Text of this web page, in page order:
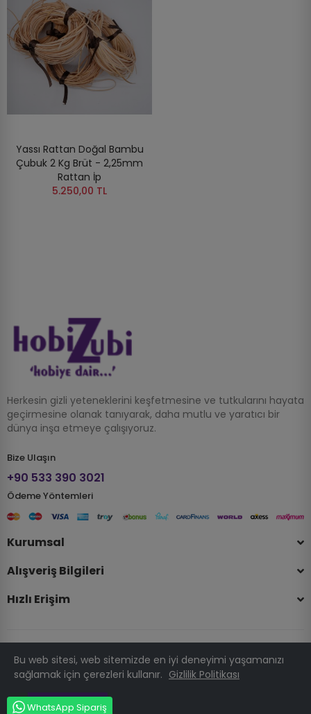
Yassı Rattan Doğal Bambu
Çubuk 2 Kg Brüt - 2,25mm
Rattan İp
5.250,00 TL
Herkesin gizli yeteneklerini keşfetmesine ve tutkularını hayata
geçirmesine olanak tanıyarak, daha mutlu ve yaratıcı bir
dünya inşa etmeye çalışıyoruz.
Bize Ulaşın
+90 533 390 3021
Ödeme Yöntemleri
Kurumsal
Alışveriş Bilgileri
Hızlı Erişim
© 2025 Telif Hakkı Hobizubi.com . Tüm Hakları Saklıdır.
Bu web sitesi, web sitemizde en iyi deneyimi yaşamanızı
sağlamak için çerezleri kullanır. Gizlilik Politikası
Anladım
WhatsApp Sipariş